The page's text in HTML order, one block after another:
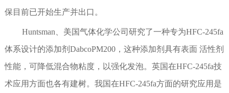
保目前已开始生产并出口。
Huntsman、美国气体化学公司研究了一种专为HFC-245fa
体系设计的添加剂DabcoPM200，这种添加剂具有表面 活性剂
性能，可降低混合物粘度，以强化发泡。英国在HFC-245fa技
术应用方面也各有建树。我国在HFC-245fa方面的研究应用是